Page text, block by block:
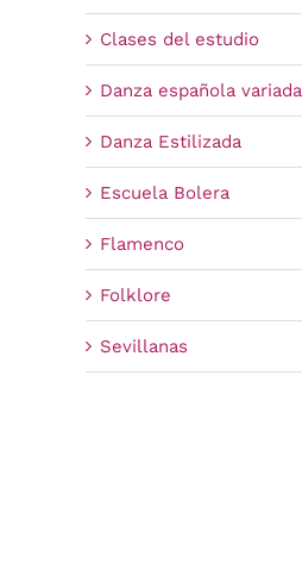
Clases del estudio
Danza española variada
Danza Estilizada
Escuela Bolera
Flamenco
Folklore
Sevillanas